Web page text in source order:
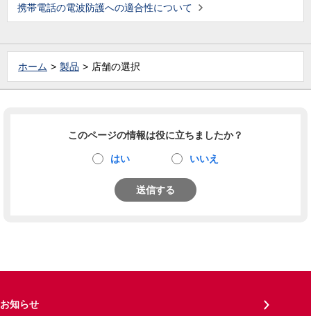
携帯電話の電波防護への適合性について
ホーム 製品 店舗の選択
このページの情報は役に立ちましたか？
はい いいえ
送信する
お知らせ